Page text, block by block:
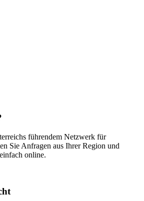
führendem Netzwerk für
Sie Anfragen aus Ihrer Region und
online.